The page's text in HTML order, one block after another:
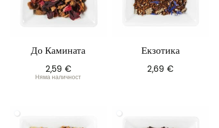
До Камината
2,59 €
Няма наличност
Екзотика
2,69 €